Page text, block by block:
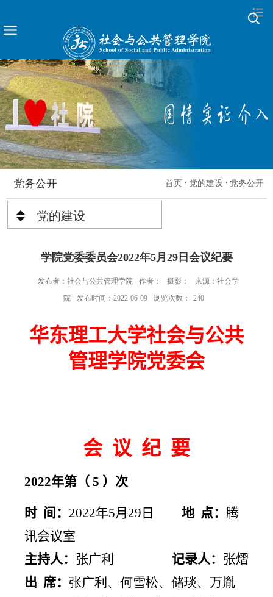
党务公开 首页 党的建设 党务公开
党的建设
学院党委委员会2022年5月29日会议纪要
发布者：社会与公共管理学院 作者： 摄影：
来源：社会学
院
发布时间：2022-06-09 浏览次数： 240
华东理工大学社会与公共
管理学院党委会
会 议 纪 要
2022年第（ 5 ）次
时 间： 2022年5月 29 日 地 点： 腾
讯会议室
主持人： 张广利 记录人： 张熠
出 席：张广利、何雪松、储琰、万胤